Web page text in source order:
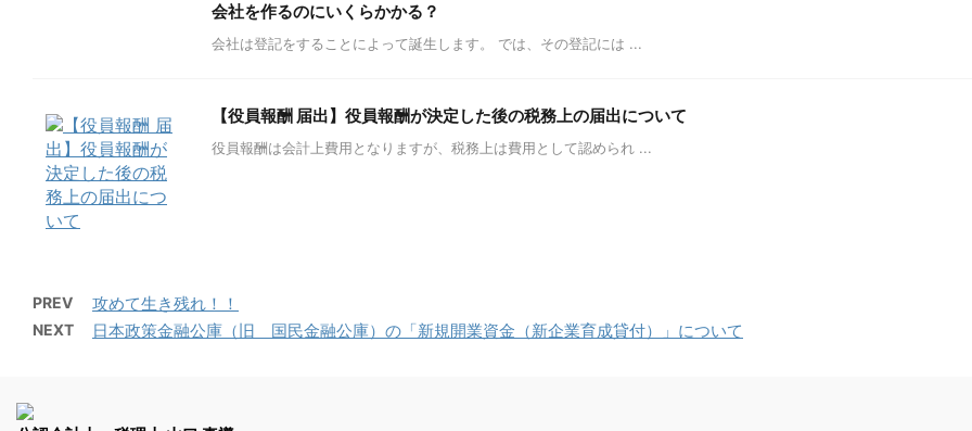
会社を作るのにいくらかかる？
会社は登記をすることによって誕生します。 では、その登記には ...
【役員報酬 届出】役員報酬が決定した後の税務上の届出について
役員報酬は会計上費用となりますが、税務上は費用として認められ ...
PREV 攻めて生き残れ！！
NEXT 日本政策金融公庫（旧 国民金融公庫）の「新規開業資金（新企業育成貸付）」について